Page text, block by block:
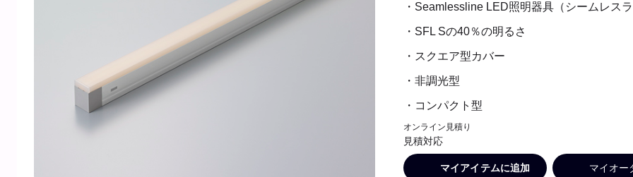
・Seamlessline LED照明器具（シームレスラ
・SFL Sの40％の明るさ
・スクエア型カバー
・非調光型
・コンパクト型
オンライン見積り
見積対応
マイアイテムに追加 マイオー